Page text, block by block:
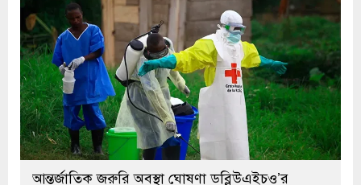
আন্তর্জাতিক জরুরি অবস্থা ঘোষণা ডব্লিউএইচও’র